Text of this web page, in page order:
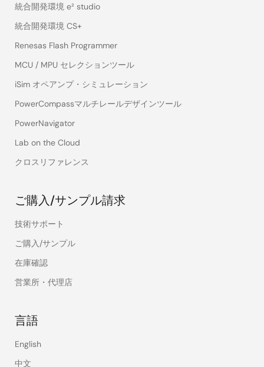
統合開発環境 e² studio
統合開発環境 CS+
Renesas Flash Programmer
MCU / MPU セレクションツール
iSim オペアンプ・シミュレーション
PowerCompassマルチレールデザインツール
PowerNavigator
Lab on the Cloud
クロスリファレンス
ご購入/サンプル請求
技術サポート
ご購入/サンプル
在庫確認
営業所・代理店
言語
English
中文